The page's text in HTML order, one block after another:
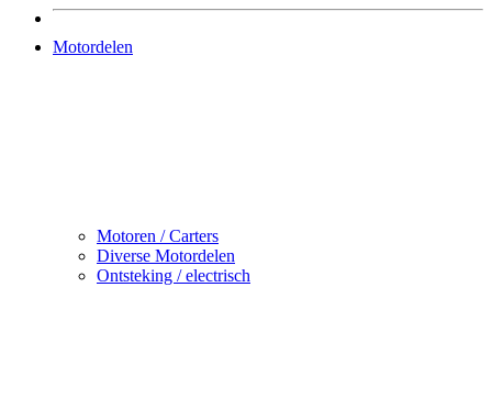
Motordelen
Motoren / Carters
Diverse Motordelen
Ontsteking / electrisch